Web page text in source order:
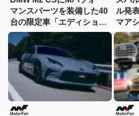
マンスパーツを装備した40
台の限定車「エディショ
ン・エッジ」が登場！
ル発
マア
感さ